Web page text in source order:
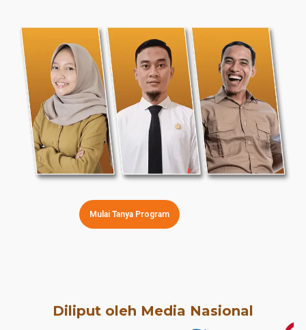
Mulai Tanya Program
Diliput oleh Media Nasional